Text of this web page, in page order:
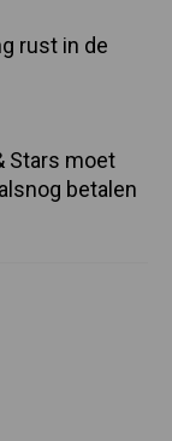
rust in de
Stars moet
betalen